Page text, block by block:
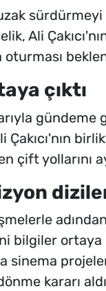
Ali
çıktı
Çakıcı'nın
çift yollarını
bilgiler ortaya
sinema
kararı